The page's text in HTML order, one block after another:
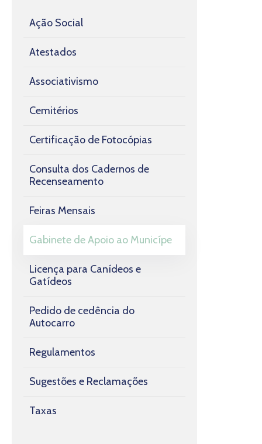
Ação Social
Atestados
Associativismo
Cemitérios
Certificação de Fotocópias
Consulta dos Cadernos de
Recenseamento
Feiras Mensais
Gabinete de Apoio ao Municípe
Licença para Canídeos e
Gatídeos
Pedido de cedência do
Autocarro
Regulamentos
Sugestões e Reclamações
Taxas